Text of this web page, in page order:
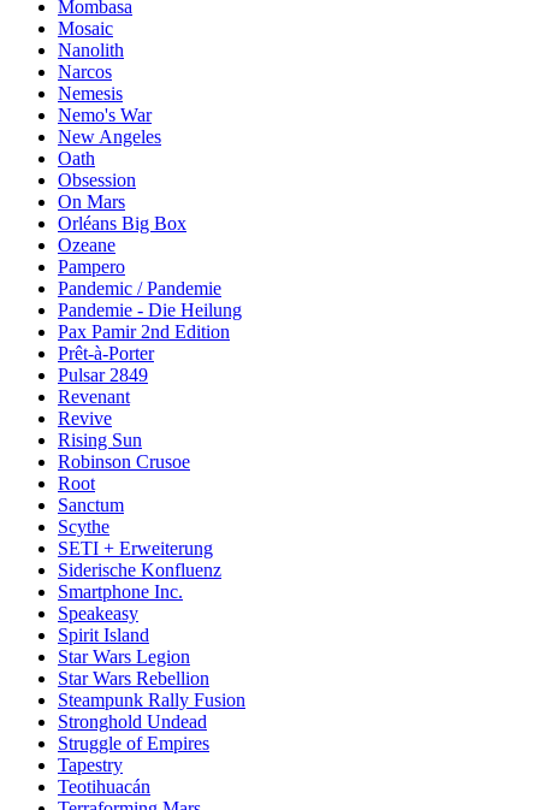
Mombasa
Mosaic
Nanolith
Narcos
Nemesis
Nemo's War
New Angeles
Oath
Obsession
On Mars
Orléans Big Box
Ozeane
Pampero
Pandemic / Pandemie
Pandemie - Die Heilung
Pax Pamir 2nd Edition
Prêt-à-Porter
Pulsar 2849
Revenant
Revive
Rising Sun
Robinson Crusoe
Root
Sanctum
Scythe
SETI + Erweiterung
Siderische Konfluenz
Smartphone Inc.
Speakeasy
Spirit Island
Star Wars Legion
Star Wars Rebellion
Steampunk Rally Fusion
Stronghold Undead
Struggle of Empires
Tapestry
Teotihuacán